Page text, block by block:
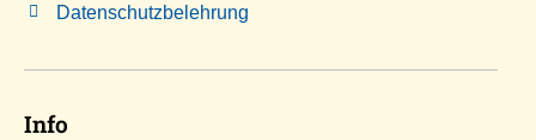
Datenschutzbelehrung
Info